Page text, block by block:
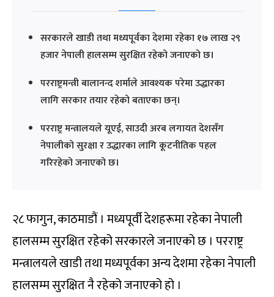
सरकारले खाडी तथा मध्यपूर्वका देशमा रहेका १७ लाख २९
हजार नेपाली हालसम्म सुरक्षित रहेको जनाएको छ।
परराष्ट्रमन्त्री बालानन्द शर्माले आवश्यक परेमा उद्धारका
लागि सरकार तयार रहेको बताएका छन्।
परराष्ट्र मन्त्रालयले यूएई, साउदी अरब लगायत देशसँग
नेपालीको सुरक्षा र उद्धारका लागि कूटनीतिक पहल
गरिरहेको जनाएको छ।
२८ फागुन, काठमाडौं । मध्यपूर्वी देशहरूमा रहेका नेपाली
हालसम्म सुरक्षित रहेको सरकारले जनाएको छ । परराष्ट्र
मन्त्रालयले खाडी तथा मध्यपूर्वका अन्य देशमा रहेका नेपाली
हालसम्म सुरक्षित नै रहेको जनाएको हो ।